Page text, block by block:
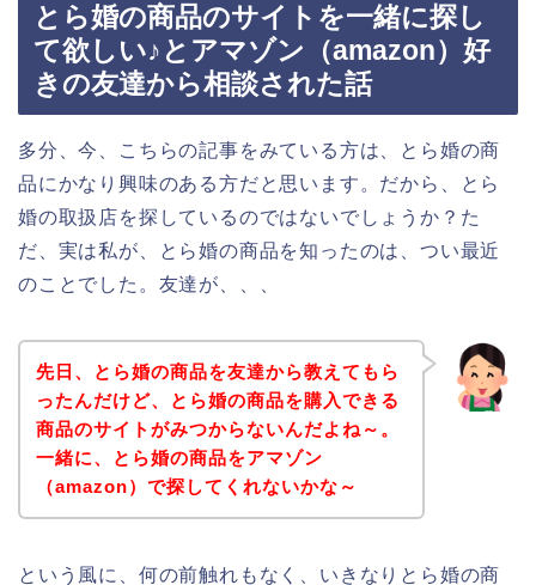
とら婚の商品のサイトを一緒に探し
て欲しい♪とアマゾン（amazon）好
きの友達から相談された話
多分、今、こちらの記事をみている方は、とら婚の商
品にかなり興味のある方だと思います。だから、とら
婚の取扱店を探しているのではないでしょうか？た
だ、実は私が、とら婚の商品を知ったのは、つい最近
のことでした。友達が、、、
先日、とら婚の商品を友達から教えてもら
ったんだけど、とら婚の商品を購入できる
商品のサイトがみつからないんだよね～。
一緒に、とら婚の商品をアマゾン
（amazon）で探してくれないかな～
という風に、何の前触れもなく、いきなりとら婚の商